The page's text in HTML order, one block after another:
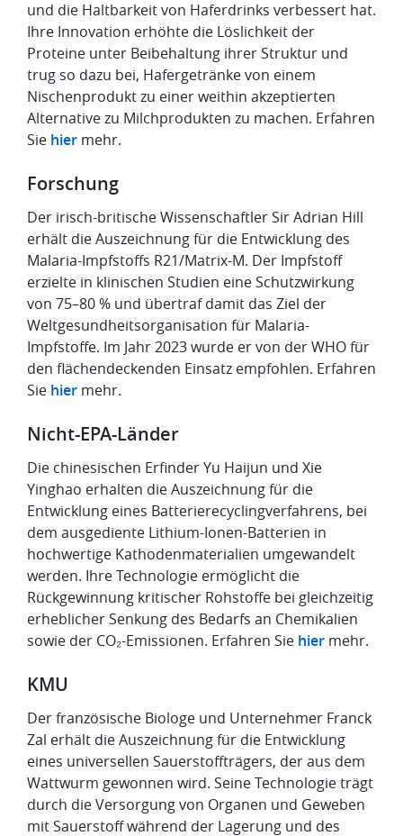
und die Haltbarkeit von Haferdrinks verbessert hat.
Ihre Innovation erhöhte die Löslichkeit der
Proteine unter Beibehaltung ihrer Struktur und
trug so dazu bei, Hafergetränke von einem
Nischenprodukt zu einer weithin akzeptierten
Alternative zu Milchprodukten zu machen. Erfahren
Sie hier mehr.
Forschung
Der irisch-britische Wissenschaftler Sir Adrian Hill
erhält die Auszeichnung für die Entwicklung des
Malaria-Impfstoffs R21/Matrix-M. Der Impfstoff
erzielte in klinischen Studien eine Schutzwirkung
von 75–80 % und übertraf damit das Ziel der
Weltgesundheitsorganisation für Malaria-
Impfstoffe. Im Jahr 2023 wurde er von der WHO für
den flächendeckenden Einsatz empfohlen. Erfahren
Sie hier mehr.
Nicht-EPA-Länder
Die chinesischen Erfinder Yu Haijun und Xie
Yinghao erhalten die Auszeichnung für die
Entwicklung eines Batterierecyclingverfahrens, bei
dem ausgediente Lithium-Ionen-Batterien in
hochwertige Kathodenmaterialien umgewandelt
werden. Ihre Technologie ermöglicht die
Rückgewinnung kritischer Rohstoffe bei gleichzeitig
erheblicher Senkung des Bedarfs an Chemikalien
sowie der CO₂-Emissionen. Erfahren Sie hier mehr.
KMU
Der französische Biologe und Unternehmer Franck
Zal erhält die Auszeichnung für die Entwicklung
eines universellen Sauerstoffträgers, der aus dem
Wattwurm gewonnen wird. Seine Technologie trägt
durch die Versorgung von Organen und Geweben
mit Sauerstoff während der Lagerung und des